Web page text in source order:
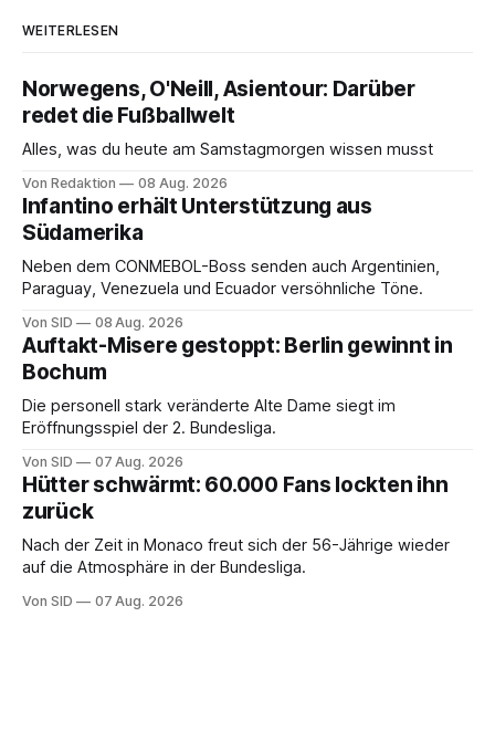
WEITERLESEN
Norwegens, O'Neill, Asientour: Darüber
redet die Fußballwelt
Alles, was du heute am Samstagmorgen wissen musst
Von Redaktion 08 Aug. 2026
Infantino erhält Unterstützung aus
Südamerika
Neben dem CONMEBOL-Boss senden auch Argentinien,
Paraguay, Venezuela und Ecuador versöhnliche Töne.
Von SID 08 Aug. 2026
Auftakt-Misere gestoppt: Berlin gewinnt in
Bochum
Die personell stark veränderte Alte Dame siegt im
Eröffnungsspiel der 2. Bundesliga.
Von SID 07 Aug. 2026
Hütter schwärmt: 60.000 Fans lockten ihn
zurück
Nach der Zeit in Monaco freut sich der 56-Jährige wieder
auf die Atmosphäre in der Bundesliga.
Von SID 07 Aug. 2026